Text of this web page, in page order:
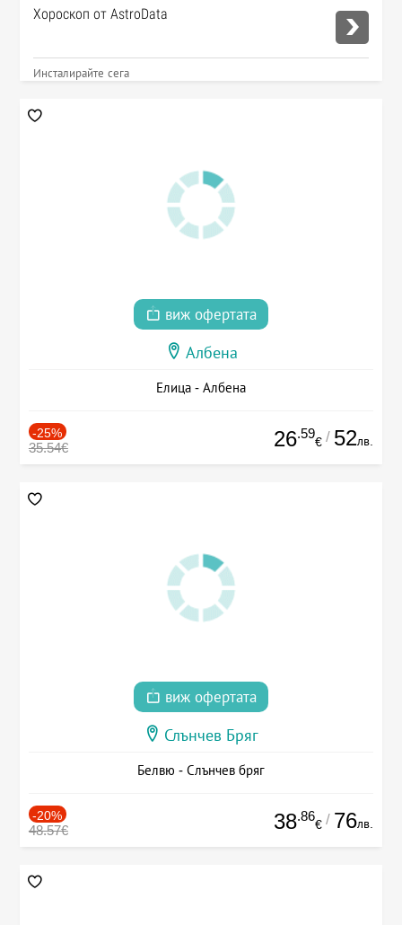
Хороскоп от AstroData
Инсталирайте сега
виж офертата
Албена
Елица - Албена
-25%
35.54€ 26.59
€ / 52лв.
виж офертата
Слънчев Бряг
Белвю - Слънчев бряг
-20%
48.57€ 38.86
€ / 76лв.